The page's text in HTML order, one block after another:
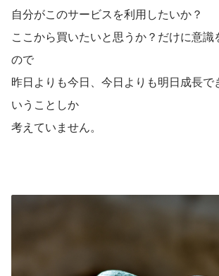
自分がこのサービスを利用したいか？
ここから買いたいと思うか？だけに意識
ので
昨日よりも今日、今日よりも明日成長で
いうことしか
考えていません。